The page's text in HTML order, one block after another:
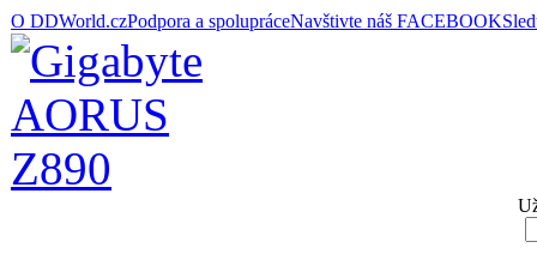
O DDWorld.czPodpora a spolupráceNavštivte náš FACEBOOK